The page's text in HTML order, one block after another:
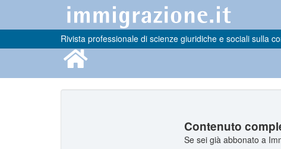
Rivista professionale di scienze giuridiche e sociali sulla
Contenuto
Se sei già abbonato a